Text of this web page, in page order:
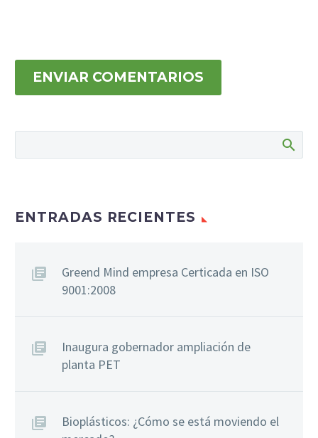
ENVIAR COMENTARIOS
ENTRADAS RECIENTES
Greend Mind empresa Certicada en ISO
9001:2008
Inaugura gobernador ampliación de
planta PET
Bioplásticos: ¿Cómo se está moviendo el